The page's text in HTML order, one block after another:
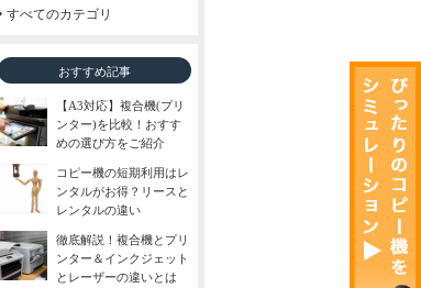
すべてのカテゴリ
おすすめ記事
【A3対応】複合機(プリ
ンター)を比較！おすす
めの選び方をご紹介
コピー機の短期利用はレ
ンタルがお得？リースと
レンタルの違い
徹底解説！複合機とプリ
ンター＆インクジェット
とレーザーの違いとは